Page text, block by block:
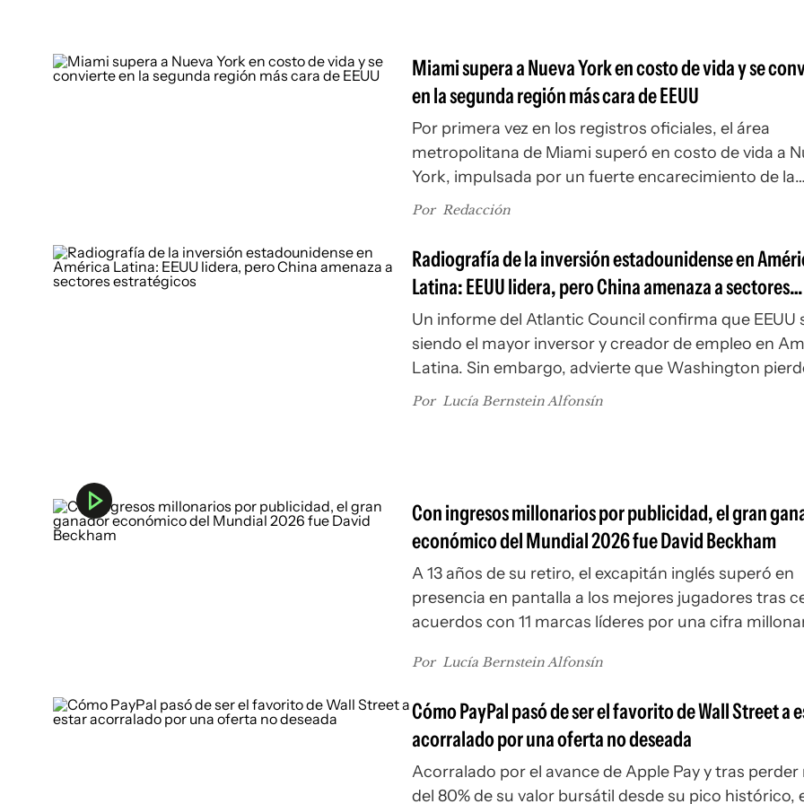
Miami supera a Nueva York en costo de vida y se
en la segunda región más cara de EEUU
Por primera vez en los registros oficiales, el área
metropolitana de Miami superó en costo de vida a
York, impulsada por un fuerte encarecimiento de la
vivienda, primas de seguros en máximos nacionales e
Florida como la segunda región más cara de EEUU,
por detrás de la bahía de San Francisco.
Por Redacción
Radiografía de la inversión estadounidense en
Latina: EEUU lidera, pero China amenaza a sectores
estratégicos
Un informe del Atlantic Council confirma que EEUU
siendo el mayor inversor y creador de empleo en
Latina. Sin embargo, advierte que Washington
terreno frente a China en sectores clave como la
Por Lucía Bernstein Alfonsín
Con ingresos millonarios por publicidad, el gran
económico del Mundial 2026 fue David Beckham
A 13 años de su retiro, el excapitán inglés superó en
presencia en pantalla a los mejores jugadores tras
acuerdos con 11 marcas líderes por una cifra
Beckham se convirtió en la cara del deporte en el
Por Lucía Bernstein Alfonsín
Cómo PayPal pasó de ser el favorito de Wall Street a
acorralado por una oferta no deseada
Acorralado por el avance de Apple Pay y tras perder
del 80% de su valor bursátil desde su pico histórico,